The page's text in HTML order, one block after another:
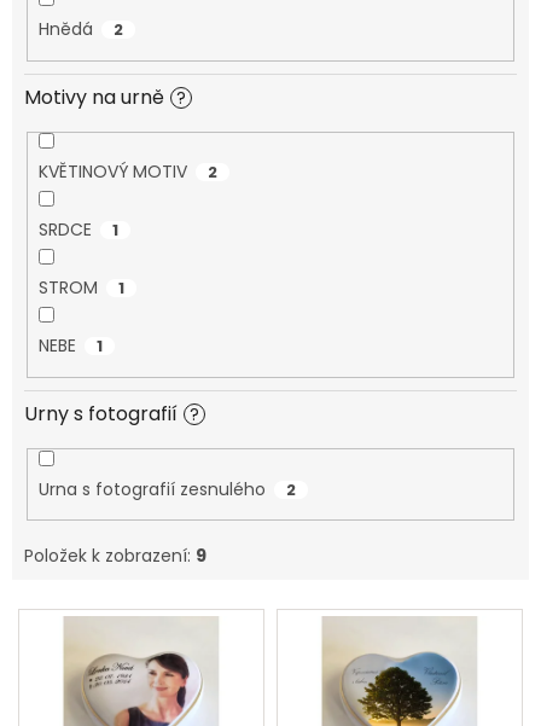
PORCELÁNOVÝCH
FOTOGRAFIÍ
NA
HROB
SPOLUPRÁCE
PARTNERY
Výměna
nebo
vrácení
zboží
Napište
CZK
Přihlášení
Hnědá 2
Motivy na urně ?
KVĚTINOVÝ MOTIV 2
SRDCE 1
STROM 1
NEBE 1
Urny s fotografií ?
Urna s fotografií zesnulého 2
Položek k zobrazení: 9
V